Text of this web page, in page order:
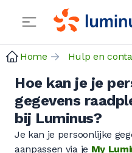
Home Hulp en
Hoe kan je je
gegevens
bij Luminus?
Je kan je persoonlijke
aanpassen via je My